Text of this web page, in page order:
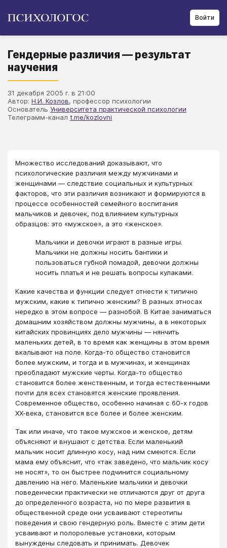
Войти
Гендерные различия — результат
научения
31 декабря 2005 г. в 21:00
Автор: Н.И. Козлов, профессор психологии
Основатель Университета практической психологии
Телеграмм-канал t.me/kozlovni
Множество исследований доказывают, что
психологические различия между мужчинами и
женщинами — следствие социальных и культурных
факторов, что эти различия возникают и формируются в
процессе особенностей семейного воспитания
мальчиков и девочек, под влиянием культурных
образцов: это «мужское», а это «женское».
Мальчики и девочки играют в разные игры.
Мальчики не должны носить бантики и
пользоваться губной помадой, девочки должны
носить платья и не решать вопросы кулаками.
Какие качества и функции следует отнести к типично
мужским, какие к типично женским? В разных этносах
нередко в этом вопросе — разнобой. В Китае заниматься
домашним хозяйством должны мужчины, а в некоторых
китайских провинциях дело мужчины — нянчить
маленьких детей, в то время как женщины в этом время
вкалывают на поле. Когда-то общество становится
более мужским, и тогда и в мужчинах, и женщинах
преобладают мужские черты. Когда-то общество
становится более женственным, и тогда естественными
почти для всех становятся женские проявления.
Современное общество, особенно начиная с 60-х годов
ХХ-века, становится все более и более женским.
Так или иначе, что такое мужское и женское, детям
объясняют и внушают с детства. Если маленький
мальчик носит длинную косу, над ним смеются. Если
мама ему объяснит, что «так заведено, что мальчик косу
не носят», то он быстрее подчинится социальному
давлению на него. Маленькие мальчики и девочки
поведенчески практически не отличаются друг от друга
до определенного возраста, но по мере развития в
общественной среде они усваивают стереотипы
поведения и свою гендерную роль. Вместе с этим дети
усваивают и полоролевые установки, которым
вынуждены следовать и принимать. Девочек